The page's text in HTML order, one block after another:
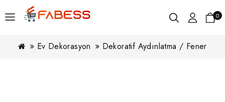
0
Ev Dekorasyon Dekoratif Aydınlatma / Fener